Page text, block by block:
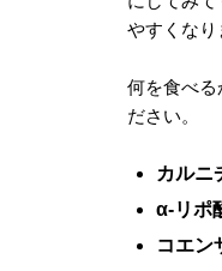
やすくなり
何を食べる
ださい。
カルニ
α-リポ
コエン